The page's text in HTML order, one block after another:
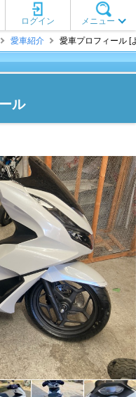
メニュー
ログイン
愛車紹介 愛車プロフィール [
ル